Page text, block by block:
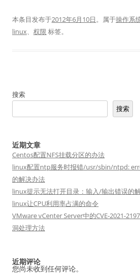
本条目发布于2012年6月10日。属于操作系
linux、 权限 标签。
搜索
搜索
近期文章
Centos配置NFS挂载分区的办法
linux配置ntp服务时报错/usr/sbin/ntpd:
的解决办法
linux提示无法打开目录：输入/输出错误的
linux让CPU利用率占满的命令
VMware vCenter Server中的CVE-2021-
洞处理方法
近期评论
您尚未收到任何评论。